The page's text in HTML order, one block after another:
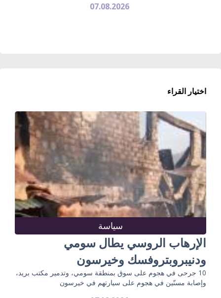
07.08.2026
اختيار القراء
سياسة
الإرهاب الروسي يطال سومي
ودنيبروبتروفسك وخيرسون
10 جرحى في هجوم على سوق بمنطقة سومي، وتدمير مكتب بريد،
وإصابة مسنّين في هجوم على سيارتهم في خيرسون